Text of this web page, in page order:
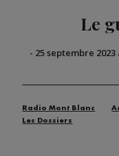
Le
- 25 septembre 2023
Radio Mont Blanc
Les Dossiers